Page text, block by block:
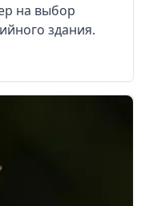
на выбор
здания.